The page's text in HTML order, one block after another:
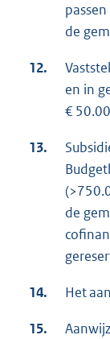
de
12.
en in
€
13.
de
14. Het
15.